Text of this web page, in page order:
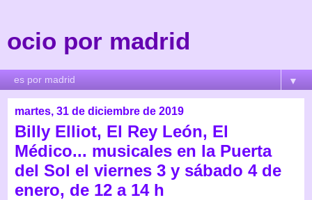
ocio por madrid
▼
martes, 31 de diciembre de 2019
Billy Elliot, El Rey León, El
Médico... musicales en la Puerta
del Sol el viernes 3 y sábado 4 de
enero, de 12 a 14 h